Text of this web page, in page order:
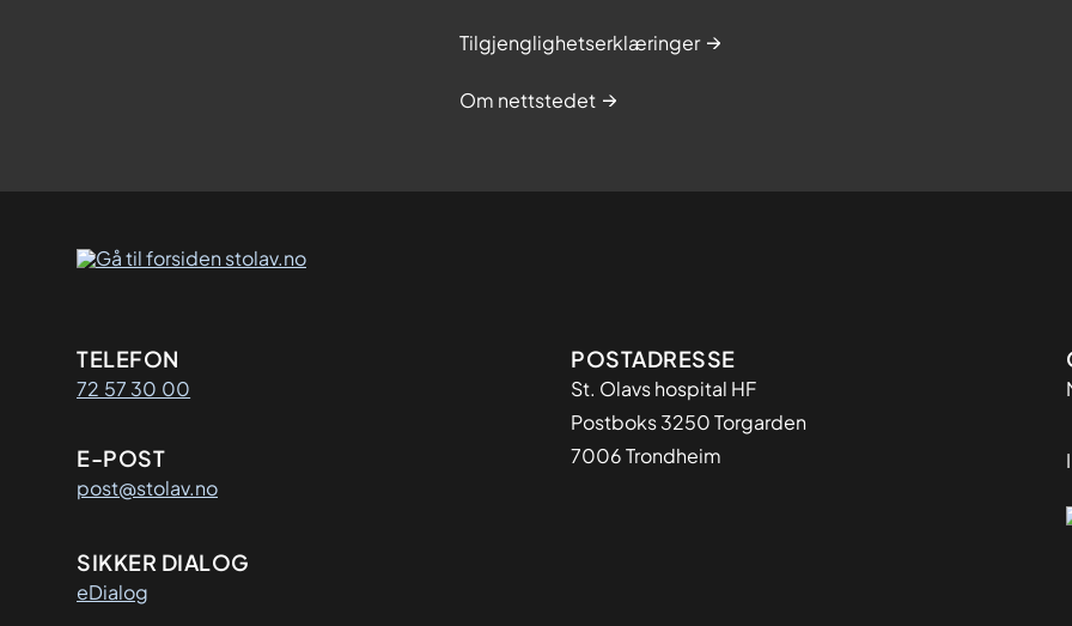
Tilgjenglighetserklæringer
Om nettstedet
Kontaktinformasjon
TELEFON
72 57 30 00
E-POST
post@stolav.no
SIKKER DIALOG
eDialog
Adresse
POSTADRESSE
St. Olavs hospital HF
Postboks 3250 Torgarden
7006 Trondheim